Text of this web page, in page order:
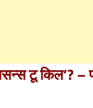
टू किल’? –